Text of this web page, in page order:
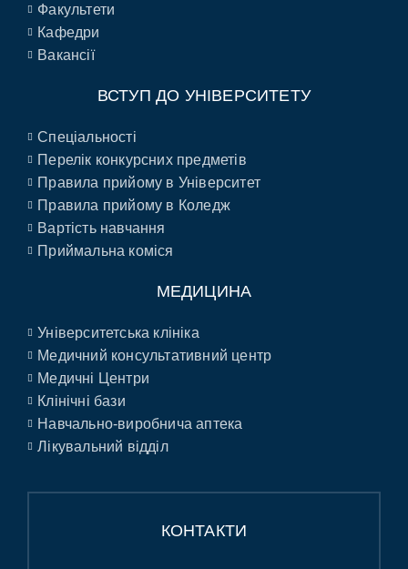
Факультети
Кафедри
Вакансії
ВСТУП ДО УНІВЕРСИТЕТУ
Спеціальності
Перелік конкурсних предметів
Правила прийому в Університет
Правила прийому в Коледж
Вартість навчання
Приймальна коміся
МЕДИЦИНА
Університетська клініка
Медичний консультативний центр
Медичні Центри
Клінічні бази
Навчально-виробнича аптека
Лікувальний відділ
КОНТАКТИ